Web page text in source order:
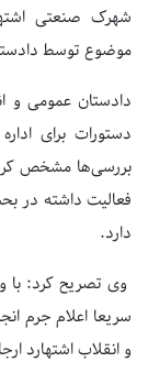
شهرک صنعتی
موضوع توسط
دادستان عمومی و
دستورات برای
بررسی‌ها مشخص
فعالیت داشته در
دارد.
وی تصریح کرد:
سریعا اعلام جرم
و انقلاب اشتهارد